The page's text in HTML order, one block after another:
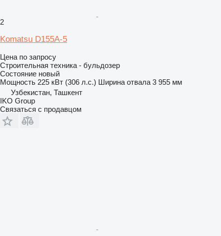
2
Komatsu D155A-5
Цена по запросу
Строительная техника - бульдозер
Состояние новый
Мощность 225 кВт (306 л.с.) Ширина отвала 3 955 мм
Узбекистан, Ташкент
IKO Group
Связаться с продавцом